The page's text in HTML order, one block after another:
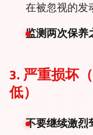
在被忽视的发
监测两次保养
3. 严重损坏
低）
不要继续激烈